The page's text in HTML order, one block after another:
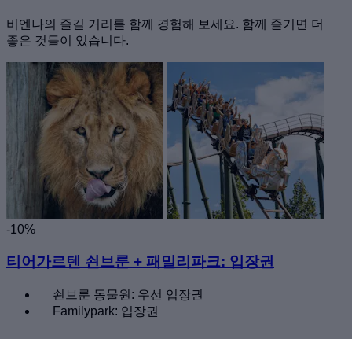
비엔나의 즐길 거리를 함께 경험해 보세요. 함께 즐기면 더
좋은 것들이 있습니다.
-10%
티어가르텐 쇤브룬 + 패밀리파크: 입장권
쇤브룬 동물원: 우선 입장권
Familypark: 입장권